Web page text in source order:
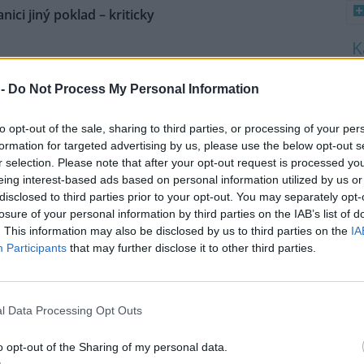
Do Not Process My Personal Information
opt-out of the sale, sharing to third parties, or processing of your
for targeted advertising by us, please use the below opt-out
selection. Please note that after your opt-out request is processed
interest-based ads based on personal information utilized by us
to third parties prior to your opt-out. You may separately
of your personal information by third parties on the IAB’s list of
This information may also be disclosed by us to third parties on the
Participants that may further disclose it to other third parties.
Data Processing Opt Outs
opt-out of the Sharing of my personal data.
jiný poklad – kriticky
kriticky ohroženého
lokality koniklece
na Třebíčsku. Česká
a Josefa Komárka z
Cenou Víta Grulicha za
republiky. Společnost o
městskou zeleň, méně se
vysoké letní teploty
Služby města Pardubic